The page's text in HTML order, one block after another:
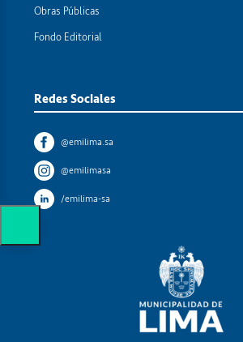
Obras Públicas
Fondo Editorial
Redes Sociales
@emilima.sa
@emilimasa
/emilima-sa